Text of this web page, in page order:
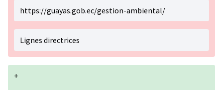
https://guayas.gob.ec/gestion-ambiental/
Lignes directrices
+